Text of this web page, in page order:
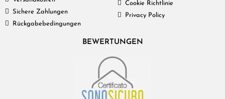
Sichere Zahlungen
Rückgabebedingungen
Cookie Richtlinie
Privacy Policy
BEWERTUNGEN